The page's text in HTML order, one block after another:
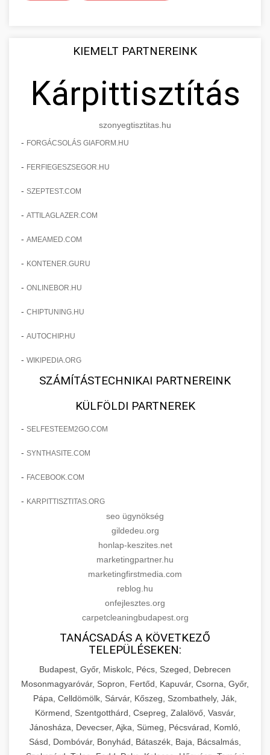
KIEMELT PARTNEREINK
Kárpittisztítás
szonyegtisztitas.hu
- FORGÁCSOLÁS GIAFORM.HU
- FERFIEGESZSEGOR.HU
- SZEPTEST.COM
- ATTILAGLAZER.COM
- AMEAMED.COM
- KONTENER.GURU
- ONLINEBOR.HU
- CHIPTUNING.HU
- AUTOCHIP.HU
- WIKIPEDIA.ORG
SZÁMÍTÁSTECHNIKAI PARTNEREINK
KÜLFÖLDI PARTNEREK
- SELFESTEEM2GO.COM
- SYNTHASITE.COM
- FACEBOOK.COM
- KARPITTISZTITAS.ORG
seo ügynökség
gildedeu.org
honlap-keszites.net
marketingpartner.hu
marketingfirstmedia.com
reblog.hu
onfejlesztes.org
carpetcleaningbudapest.org
TANÁCSADÁS A KÖVETKEZŐ
TELEPÜLÉSEKEN:
Budapest, Győr, Miskolc, Pécs, Szeged, Debrecen
Mosonmagyaróvár, Sopron, Fertőd, Kapuvár, Csorna, Győr,
Pápa, Celldömölk, Sárvár, Kőszeg, Szombathely, Ják,
Körmend, Szentgotthárd, Csepreg, Zalalövő, Vasvár,
Jánosháza, Devecser, Ajka, Sümeg, Pécsvárad, Komló,
Sásd, Dombóvár, Bonyhád, Bátaszék, Baja, Bácsalmás,